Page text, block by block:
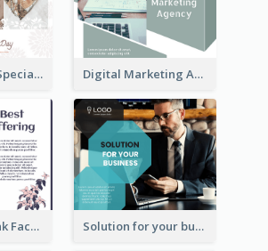
Mother's Day Special Sale Orange Facebook Post Digital Marketing Agency Green Facebook Post
Purple and Pink Facebook Post Solution for your business Facebook Post